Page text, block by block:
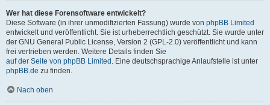
Wer hat diese Forensoftware entwickelt?
Diese Software (in ihrer unmodifizierten Fassung) wurde von phpBB Limited
entwickelt und veröffentlicht. Sie ist urheberrechtlich geschützt. Sie wurde unter
der GNU General Public License, Version 2 (GPL-2.0) veröffentlicht und kann
frei vertrieben werden. Weitere Details finden Sie
auf der Seite von phpBB Limited . Eine deutschsprachige Anlaufstelle ist unter
phpBB.de zu finden.
Nach oben